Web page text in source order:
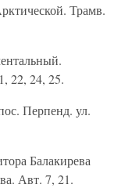
Трамв.
22, 24, 25.
Перпенд. ул.
Балакирева
Авт. 7, 21.